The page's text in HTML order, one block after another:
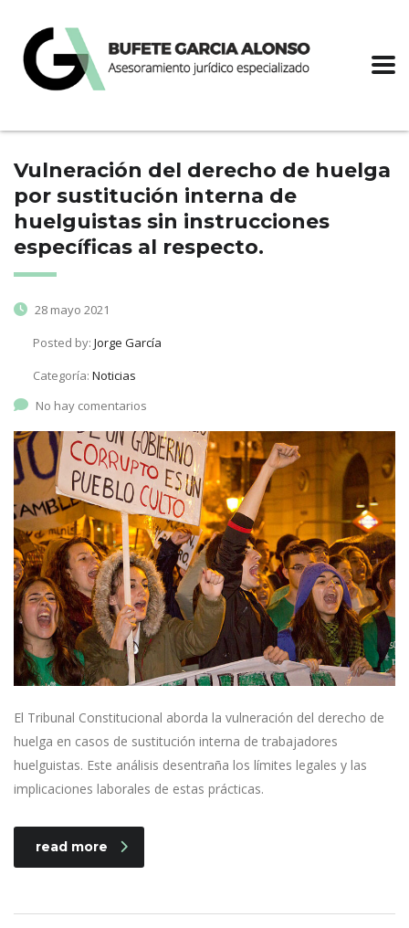
Vulneración del derecho de huelga
por sustitución interna de
huelguistas sin instrucciones
específicas al respecto.
28 mayo 2021
Posted by: Jorge García
Categoría: Noticias
No hay comentarios
El Tribunal Constitucional aborda la vulneración del derecho de
huelga en casos de sustitución interna de trabajadores
huelguistas. Este análisis desentraña los límites legales y las
implicaciones laborales de estas prácticas.
read more